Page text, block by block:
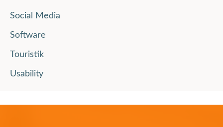
Social Media
Software
Touristik
Usability